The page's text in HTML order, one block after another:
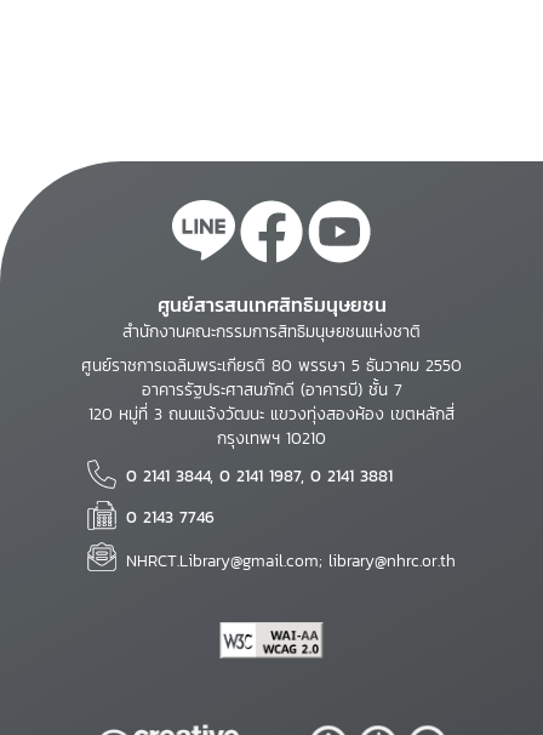
ศูนย์สารสนเทศสิทธิมนุษยชน
สำนักงานคณะกรรมการสิทธิมนุษยชนแห่งชาติ
ศูนย์ราชการเฉลิมพระเกียรติ 80 พรรษา 5 ธันวาคม 2550
อาคารรัฐประศาสนภักดี (อาคารบี) ชั้น 7
120 หมู่ที่ 3 ถนนแจ้งวัฒนะ แขวงทุ่งสองห้อง เขตหลักสี่
กรุงเทพฯ 10210
0 2141 3844, 0 2141 1987, 0 2141 3881
0 2143 7746
NHRCT.Library@gmail.com; library@nhrc.or.th